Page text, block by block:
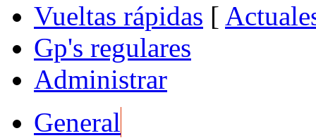
Vueltas rápidas [
Gp's regulares
Administrar
General